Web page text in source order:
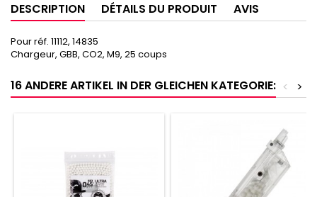
DESCRIPTION DÉTAILS DU PRODUIT AVIS
Pour réf. 11112, 14835
Chargeur, GBB, CO2, M9, 25 coups
16 ANDERE ARTIKEL IN DER GLEICHEN KATEGORIE: >
<